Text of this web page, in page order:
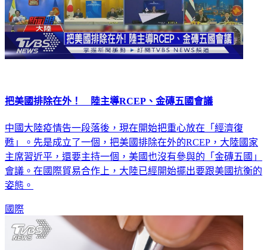
把美國排除在外！ 陸主導RCEP、金磚五國會議
中國大陸疫情告一段落後，現在開始把重心放在「經濟復
甦」。先是成立了一個，把美國排除在外的RCEP，大陸國家
主席習近平，還要主持一個，美國也沒有參與的「金磚五國」
會議。在國際貿易合作上，大陸已經開始擺出要跟美國抗衡的
姿態。
國際